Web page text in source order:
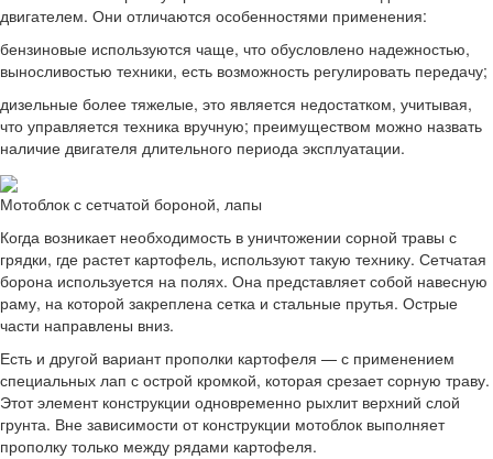
двигателем. Они отличаются особенностями применения:
бензиновые используются чаще, что обусловлено надежностью,
выносливостью техники, есть возможность регулировать передачу;
дизельные более тяжелые, это является недостатком, учитывая,
что управляется техника вручную; преимуществом можно назвать
наличие двигателя длительного периода эксплуатации.
Мотоблок с сетчатой бороной, лапы
Когда возникает необходимость в уничтожении сорной травы с
грядки, где растет картофель, используют такую технику. Сетчатая
борона используется на полях. Она представляет собой навесную
раму, на которой закреплена сетка и стальные прутья. Острые
части направлены вниз.
Есть и другой вариант прополки картофеля — с применением
специальных лап с острой кромкой, которая срезает сорную траву.
Этот элемент конструкции одновременно рыхлит верхний слой
грунта. Вне зависимости от конструкции мотоблок выполняет
прополку только между рядами картофеля.